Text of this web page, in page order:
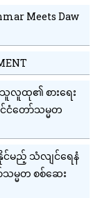
Meets Daw
လူထု၏ စားရေး
ငံတော်သမ္မတ
င်မည့် သံလျင်ရေနံ
မ္မတ စစ်ဆေး